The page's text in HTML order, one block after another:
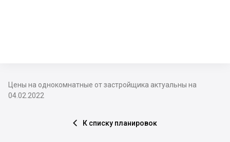
Цены на однокомнатные от застройщика актуальны на
04.02.2022
 К списку планировок